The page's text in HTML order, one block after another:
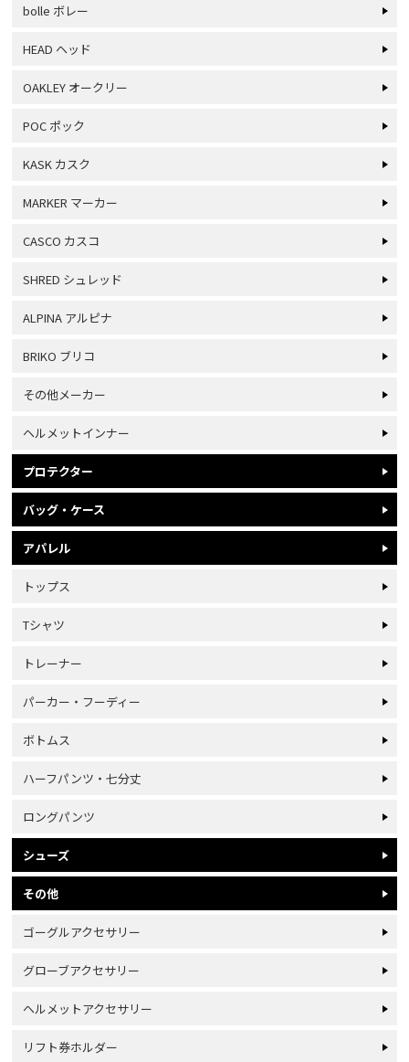
bolle ボレー
HEAD ヘッド
OAKLEY オークリー
POC ポック
KASK カスク
MARKER マーカー
CASCO カスコ
SHRED シュレッド
ALPINA アルピナ
BRIKO ブリコ
その他メーカー
ヘルメットインナー
プロテクター
バッグ・ケース
アパレル
トップス
Tシャツ
トレーナー
パーカー・フーディー
ボトムス
ハーフパンツ・七分丈
ロングパンツ
シューズ
その他
ゴーグルアクセサリー
グローブアクセサリー
ヘルメットアクセサリー
リフト券ホルダー